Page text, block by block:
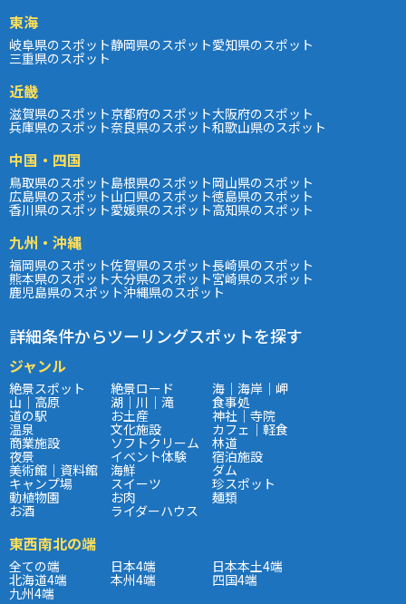
東海
岐阜県のスポット静岡県のスポット愛知県のスポット
三重県のスポット
近畿
滋賀県のスポット京都府のスポット大阪府のスポット
兵庫県のスポット奈良県のスポット和歌山県のスポット
中国・四国
鳥取県のスポット島根県のスポット岡山県のスポット
広島県のスポット山口県のスポット徳島県のスポット
香川県のスポット愛媛県のスポット高知県のスポット
九州・沖縄
福岡県のスポット佐賀県のスポット長崎県のスポット
熊本県のスポット大分県のスポット宮崎県のスポット
鹿児島県のスポット沖縄県のスポット
詳細条件からツーリングスポットを探す
ジャンル
絶景スポット 絶景ロード 海｜海岸｜岬
山｜高原 湖｜川｜滝 食事処
道の駅 お土産 神社｜寺院
温泉 文化施設 カフェ｜軽食
商業施設 ソフトクリーム 林道
夜景 イベント体験 宿泊施設
美術館｜資料館 海鮮 ダム
キャンプ場 スイーツ 珍スポット
動植物園 お肉 麺類
お酒 ライダーハウス
東西南北の端
全ての端 日本4端 日本本土4端
北海道4端 本州4端 四国4端
九州4端